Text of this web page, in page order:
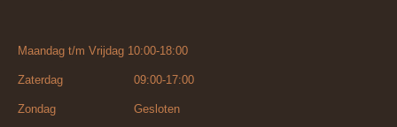
Maandag t/m Vrijdag 10:00-18:00
Zaterdag 09:00-17:00
Zondag Gesloten